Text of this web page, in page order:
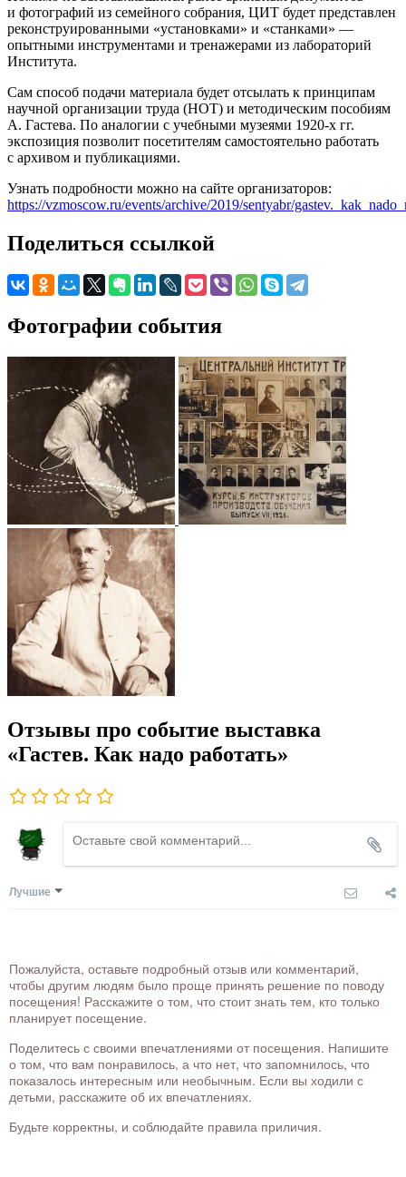
и фотографий из семейного собрания, ЦИТ будет представлен
реконструированными «установками» и «станками» —
опытными инструментами и тренажерами из лабораторий
Института.
Сам способ подачи материала будет отсылать к принципам
научной организации труда (НОТ) и методическим пособиям
А. Гастева. По аналогии с учебными музеями 1920-х гг.
экспозиция позволит посетителям самостоятельно работать
с архивом и публикациями.
Узнать подробности можно на сайте организаторов:
https://vzmoscow.ru/events/archive/2019/sentyabr/
Поделиться ссылкой
Фотографии события
Отзывы про событие выставка
«Гастев. Как надо работать»
Лучшие
Пожалуйста, оставьте подробный отзыв или комментарий,
чтобы другим людям было проще принять решение по поводу
посещения! Расскажите о том, что стоит знать тем, кто только
планирует посещение.
Поделитесь с своими впечатлениями от посещения. Напишите
о том, что вам понравилось, а что нет, что запомнилось, что
показалось интересным или необычным. Если вы ходили с
детьми, расскажите об их впечатлениях.
Будьте корректны, и соблюдайте правила приличия.